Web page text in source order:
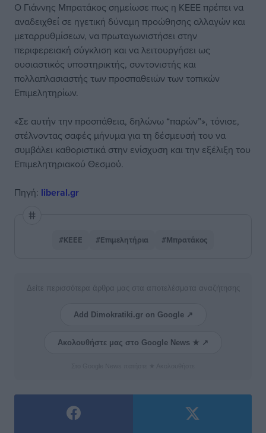
Ο Γιάννης Μπρατάκος σημείωσε πως η ΚΕΕΕ πρέπει να
αναδειχθεί σε ηγετική δύναμη προώθησης αλλαγών και
μεταρρυθμίσεων, να πρωταγωνιστήσει στην
περιφερειακή σύγκλιση και να λειτουργήσει ως
ουσιαστικός υποστηρικτής, συντονιστής και
πολλαπλασιαστής των προσπαθειών των τοπικών
Επιμελητηρίων.
«Σε αυτήν την προσπάθεια, δηλώνω “παρών”», τόνισε,
στέλνοντας σαφές μήνυμα για τη δέσμευσή του να
συμβάλει καθοριστικά στην ενίσχυση και την εξέλιξη του
Επιμελητηριακού Θεσμού.
Πηγή: liberal.gr
#ΚΕΕΕ #Επιμελητήρια #Μπρατάκος
Δείτε περισσότερα άρθρα μας στα αποτελέσματα αναζήτησης
Add Dimokratiki.gr on Google ↗
Ακολουθήστε μας στο Google News ★ ↗